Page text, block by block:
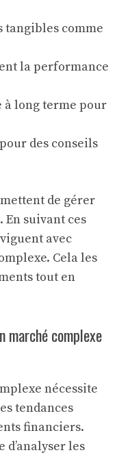
tangibles comme
la performance
à long terme pour
des conseils
de gérer
suivant ces
avec
Cela les
tout en
marché complexe
nécessite
tendances
financiers.
les